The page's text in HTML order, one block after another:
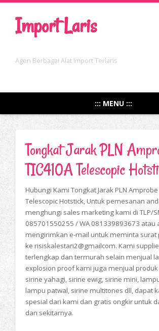
Import Laris
Agen Berbagai Alat Import Terlaris
::: MENU :::
Tongkat Jarak PLN
TIC410A Telescopic
Hubungi Kami Tongkat Jarak PLN Amprobe
Telescopic Hotstick, Untuk pemesanan
menghungi sales marketing kami di TLP/
085701550255 / WA 081339893673 atau
mengirimkan e-mail untuk meminta surat
ke risiskalestari2@gmailcom. Kami
terlengkap dan termurah selain menjual
explosion proof kami juga menjual
sirine yahagi, sirine ewig, sirine mini,
lampu patwal, sirine multitones dll, dapat
spesial dari kami dan gratis ongkir untuk
dan sekitarnya.